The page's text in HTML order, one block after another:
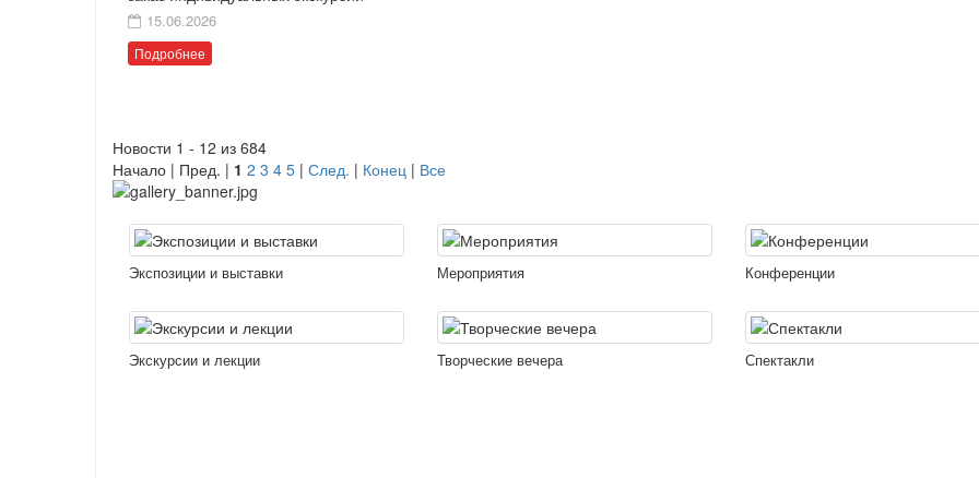
15.06.2026
Подробнее
Новости 1 - 12 из 684
Начало | Пред. | 1 2 3 4 5 | След. | Конец | Все
Экспозиции и выставки Мероприятия Конференции
Экскурсии и лекции Творческие вечера Спектакли